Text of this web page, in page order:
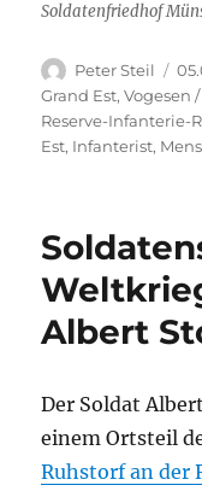
Soldatenfriedhof
Autor
Peter Steil
am
Grand Est,Vogesen /
Reserve-Infanterie-
Est, Infanterist,
Albert
Der Soldat
einem Ortsteil
Ruhstorf an der